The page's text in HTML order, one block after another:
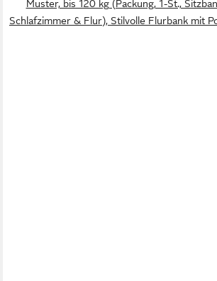
Muster, bis 120 kg (Packung, 1-St.,
Schlafzimmer & Flur), Stilvolle Flurbank mit